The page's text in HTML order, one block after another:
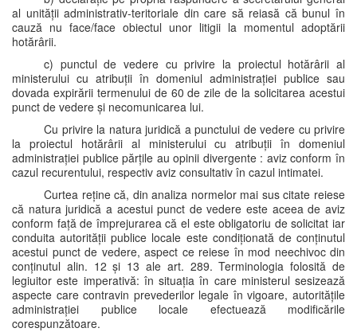
al unității administrativ-teritoriale din care să reiasă că bunul în
cauză nu face/face obiectul unor litigii la momentul adoptării
hotărârii.
c) punctul de vedere cu privire la proiectul hotărârii al
ministerului cu atribuții în domeniul administrației publice sau
dovada expirării termenului de 60 de zile de la solicitarea acestui
punct de vedere și necomunicarea lui.
Cu privire la natura juridică a punctului de vedere cu privire
la proiectul hotărârii al ministerului cu atribuții în domeniul
administrației publice părțile au opinii divergente : aviz conform în
cazul recurentului, respectiv aviz consultativ în cazul intimatei.
Curtea reține că, din analiza normelor mai sus citate reiese
că natura juridică a acestui punct de vedere este aceea de aviz
conform față de împrejurarea că el este obligatoriu de solicitat iar
conduita autorității publice locale este condiționată de conținutul
acestui punct de vedere, aspect ce reiese în mod neechivoc din
conținutul alin. 12 și 13 ale art. 289. Terminologia folosită de
legiuitor este imperativă: în situația în care ministerul sesizează
aspecte care contravin prevederilor legale în vigoare, autoritățile
administrației publice locale efectuează modificările
corespunzătoare.